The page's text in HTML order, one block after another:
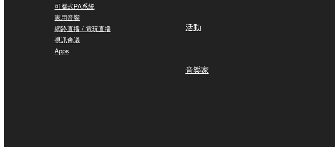
可攜式PA系統
家用音響
網路直播 / 電玩直播
視訊會議
Apps
活動
音樂家